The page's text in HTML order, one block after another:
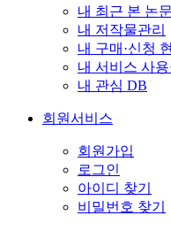
내 최근 본 논문
내 저작물관리
내 구매·신청
내 서비스 사
내 관심 DB
회원서비스
회원가입
로그인
아이디 찾기
비밀번호 찾기